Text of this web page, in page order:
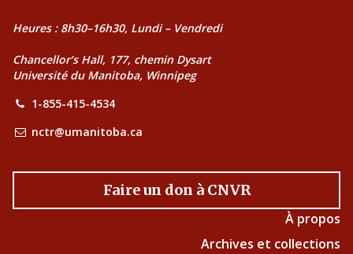
Heures : 8h30–16h30, Lundi – Vendredi
Chancellor’s Hall, 177, chemin Dysart
Université du Manitoba, Winnipeg
1-855-415-4534
nctr@umanitoba.ca
Faire un don à CNVR
À propos
Archives et collections